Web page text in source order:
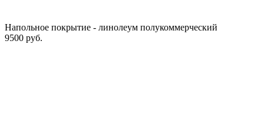
Напольное покрытие - линолеум полукоммерческий
9500 руб.